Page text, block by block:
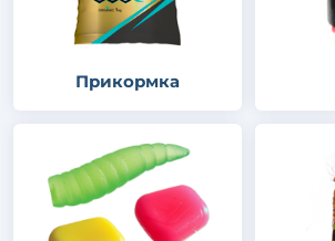
Прикормка